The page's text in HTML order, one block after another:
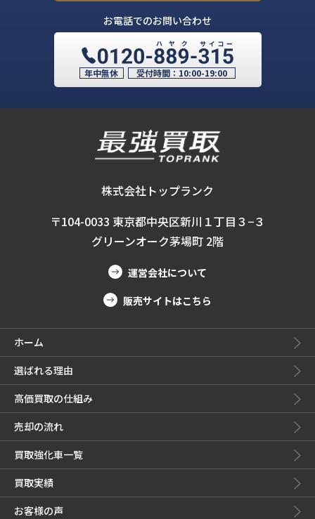
お電話でのお問い合わせ
年中無休 受付時間： 10:00-19:00
株式会社トップランク
〒104-0033 東京都中央区新川１丁目３−３
グリーンオーク茅場町 2階
運営会社について
販売サイトはこちら
ホーム
選ばれる理由
高価買取の仕組み
売却の流れ
買取強化車一覧
買取実績
お客様の声